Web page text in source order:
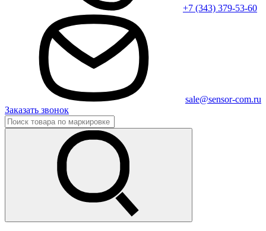
+7 (343) 379-53-60
sale@sensor-com.ru
Заказать звонок